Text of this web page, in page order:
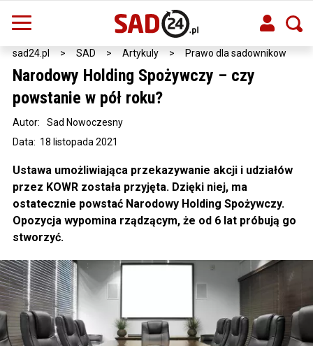
sad24.pl > SAD > Artykuly > Prawo dla sadownikow
Narodowy Holding Spożywczy – czy
powstanie w pół roku?
Data: 18 listopada 2021
Autor: Sad Nowoczesny
Ustawa umożliwiająca przekazywanie akcji i udziałów
przez KOWR została przyjęta. Dzięki niej, ma
ostatecznie powstać Narodowy Holding Spożywczy.
Opozycja wypomina rządzącym, że od 6 lat próbują go
stworzyć.